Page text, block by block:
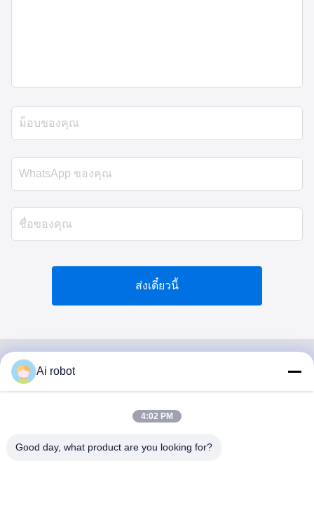
ส่งเดี๋ยวนี้
VIVI DENTAI
LABORATORY
Ai robot
4:02 PM
Good day, what product are you looking for?